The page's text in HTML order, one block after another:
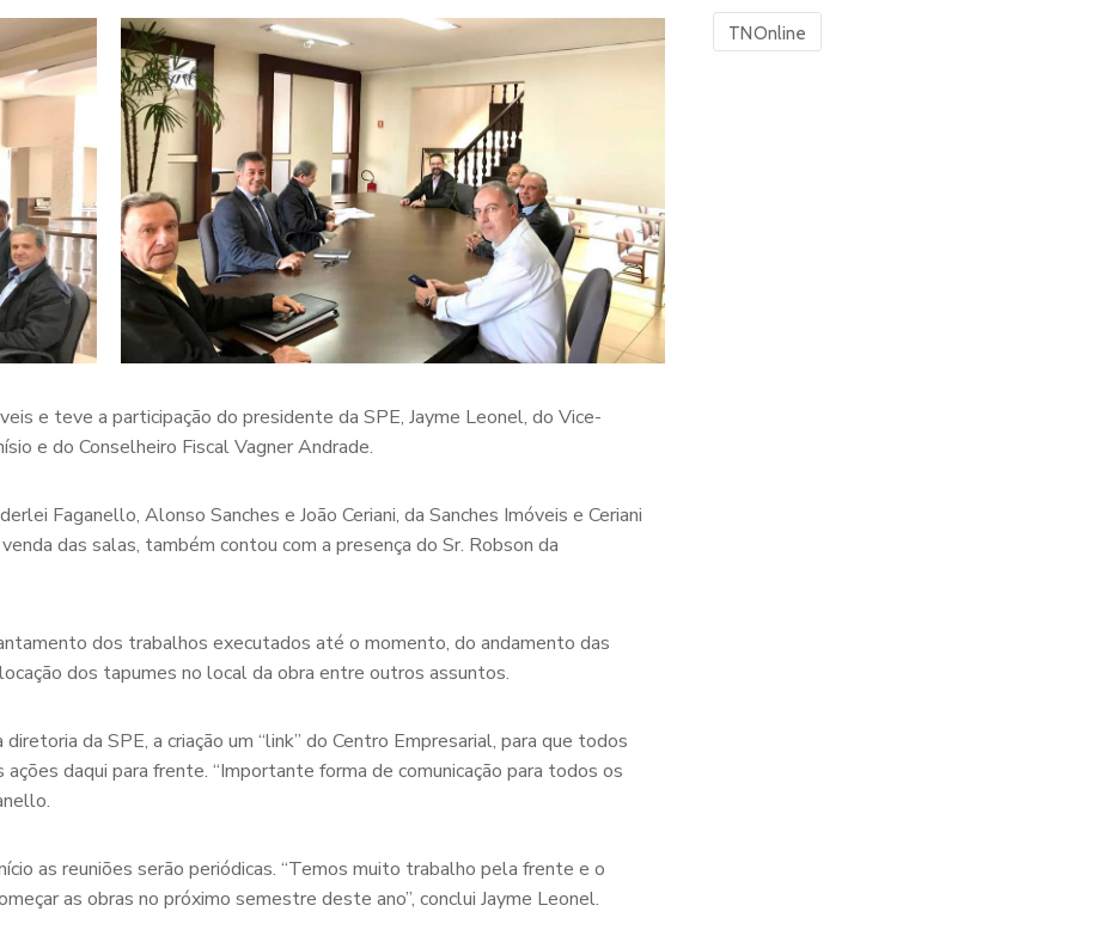
e teve a participação do presidente da SPE, Jayme Leonel, do Vice-
e do Conselheiro Fiscal Vagner Andrade.
Faganello, Alonso Sanches e João Ceriani, da Sanches Imóveis e Ceriani
das salas, também contou com a presença do Sr. Robson da
dos trabalhos executados até o momento, do andamento das
dos tapumes no local da obra entre outros assuntos.
da SPE, a criação um “link” do Centro Empresarial, para que todos
daqui para frente. “Importante forma de comunicação para todos os
as reuniões serão periódicas. “Temos muito trabalho pela frente e o
as obras no próximo semestre deste ano”, conclui Jayme Leonel.
TNOnline